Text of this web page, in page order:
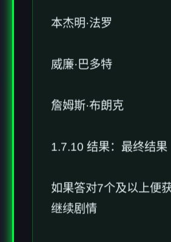
本杰明·法罗
威廉·巴多特
詹姆斯·布朗克
1.7.10 结果：最终结果
如果答对7个及以上便
继续剧情